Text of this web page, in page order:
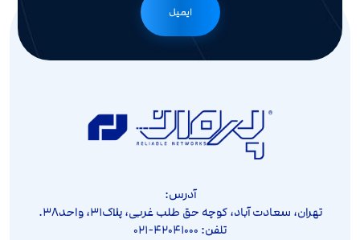
ایمیل
آدرس:
تهران، سعادت آباد، کوچه حق طلب غربی، پلاک۳۱، واحد۳۸.
تلفن: ۴۲۰۴۱۰۰۰-۰۲۱